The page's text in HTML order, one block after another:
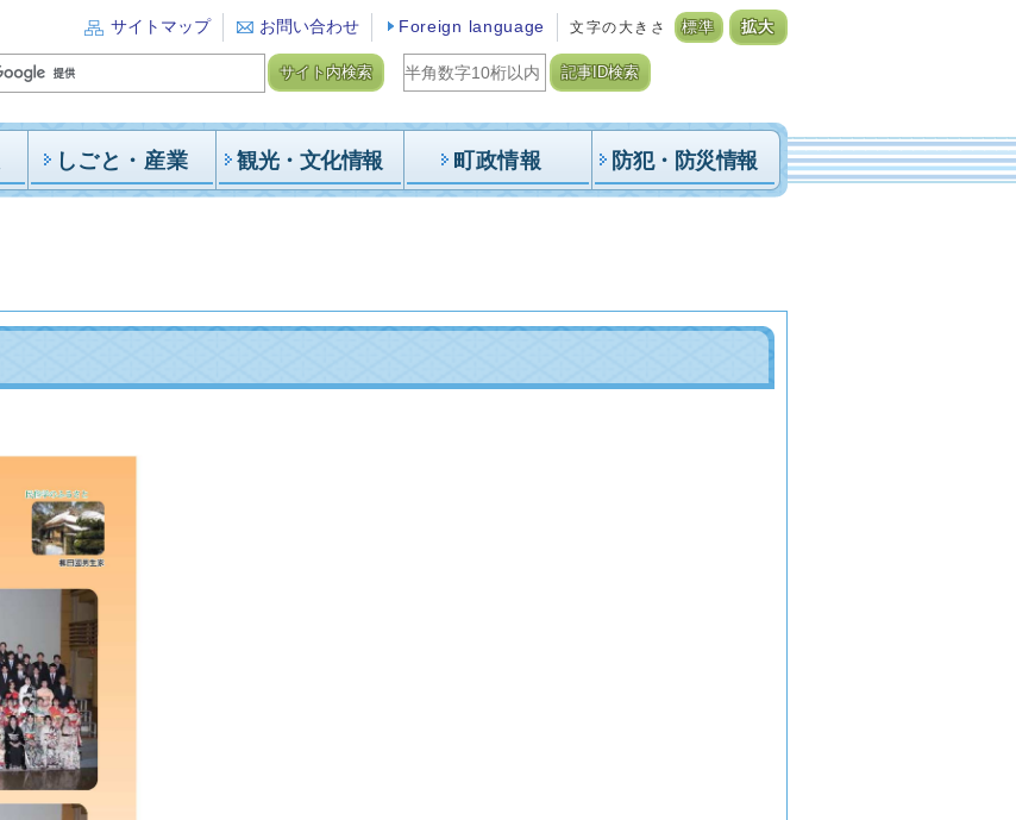
サイトマップ お問い合わせ Foreign language 文字の大きさ 標準 拡大
サイト内検索 記事ID検索
しごと・産業 観光・文化情報 町政情報 防犯・防災情報